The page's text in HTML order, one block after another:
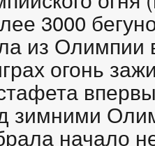
3000
из
огонь
зимними
начало